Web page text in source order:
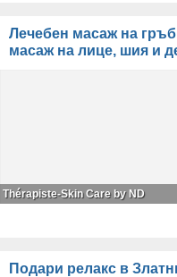
Лечебен масаж на
масаж на лице, шия и
Thérapiste-Skin Care by ND
Подари релакс в